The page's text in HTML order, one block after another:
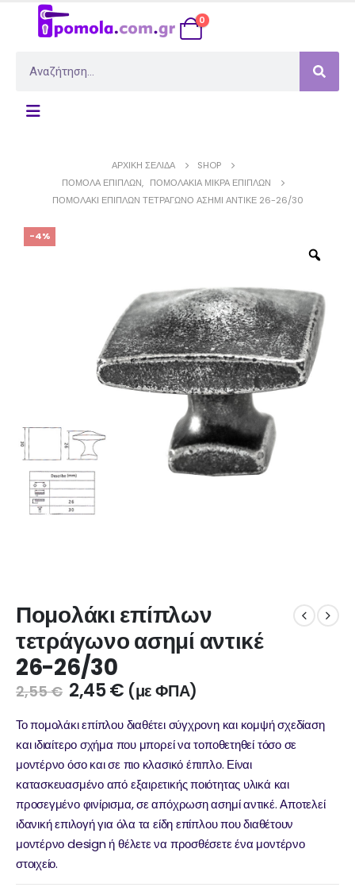
0
ΑΡΧΙΚΉ ΣΕΛΊΔΑ
SHOP
ΠΌΜΟΛΑ ΕΠΊΠΛΩΝ, ΠΟΜΟΛΆΚΙΑ ΜΙΚΡΆ ΕΠΊΠΛΩΝ
ΠΟΜΟΛΆΚΙ ΕΠΊΠΛΩΝ ΤΕΤΡΆΓΩΝΟ ΑΣΗΜΊ ΑΝΤΙΚΈ 26-26/30
-4%
Πομολάκι επίπλων
τετράγωνο ασημί αντικέ
26-26/30
2,55€ 2,45€ (με ΦΠΑ)
Το πομολάκι επίπλου διαθέτει σύγχρονη και κομψή σχεδίαση
και ιδιαίτερο σχήμα που μπορεί να τοποθετηθεί τόσο σε
μοντέρνο όσο και σε πιο κλασικό έπιπλο. Είναι
κατασκευασμένο από εξαιρετικής ποιότητας υλικά και
προσεγμένο φινίρισμα, σε απόχρωση ασημί αντικέ. Αποτελεί
ιδανική επιλογή για όλα τα είδη επίπλου που διαθέτουν
μοντέρνο design ή θέλετε να προσθέσετε ένα μοντέρνο
στοιχείο.